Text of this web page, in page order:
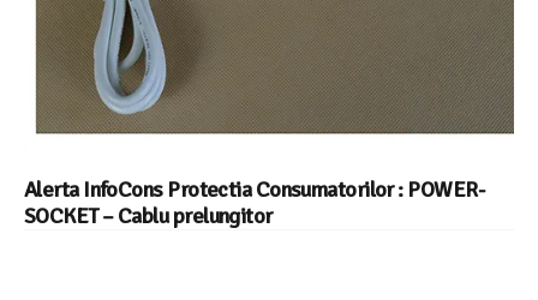
Alerta InfoCons Protectia Consumatorilor : POWER-
SOCKET – Cablu prelungitor